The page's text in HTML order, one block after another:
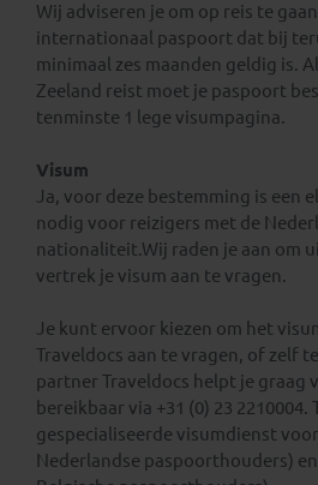
Wij adviseren je om op reis te
internationaal paspoort dat bij
minimaal zes maanden geldig is.
Zeeland reist moet je paspoort
tenminste 1 lege visumpagina.
Visum
Ja, voor deze bestemming is een
nodig voor reizigers met de
nationaliteit.Wij raden je aan om
vertrek je visum aan te vragen.
Je kunt ervoor kiezen om het
Traveldocs aan te vragen, of zelf
partner Traveldocs helpt je graag
bereikbaar via +31 (0) 23 2210004.
gespecialiseerde visumdienst
Nederlandse paspoorthouders)